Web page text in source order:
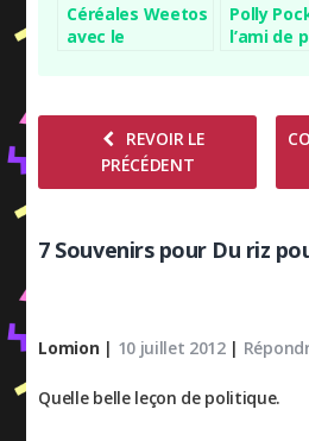
Céréales Weetos
avec le
Polly
l’ami de
REVOIR LE
PRÉCÉDENT
7 Souvenirs pour Du riz
Lomion | 10 juillet 2012|
Quelle belle leçon de politique.